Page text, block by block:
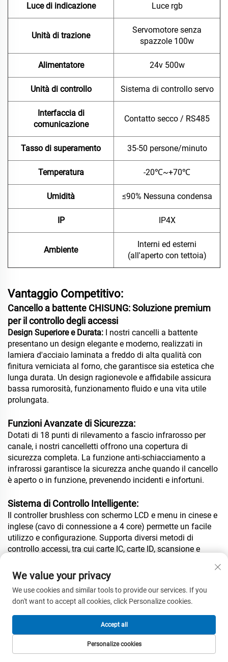
Luce di indicazione Luce rgb
Unità di trazione
Servomotore senza
spazzole 100w
Alimentatore 24v 500w
Unità di controllo Sistema di controllo servo
Interfaccia di
comunicazione
Contatto secco / RS485
Tasso di superamento 35-50 persone/minuto
Temperatura -20℃~+70℃
Umidità ≤90% Nessuna condensa
IP IP4X
Ambiente
Interni ed esterni
(all'aperto con tettoia)
Vantaggio Competitivo:
Cancello a battente CHISUNG: Soluzione premium
per il controllo degli accessi
Design Superiore e Durata: I nostri cancelli a battente
presentano un design elegante e moderno, realizzati in
lamiera d'acciaio laminata a freddo di alta qualità con
finitura verniciata al forno, che garantisce sia estetica che
lunga durata. Un design ragionevole e affidabile assicura
bassa rumorosità, funzionamento fluido e una vita utile
prolungata.
Funzioni Avanzate di Sicurezza:
Dotati di 18 punti di rilevamento a fascio infrarosso per
canale, i nostri cancelletti offrono una copertura di
sicurezza completa. La funzione anti-schiacciamento a
infrarossi garantisce la sicurezza anche quando il cancello
è aperto o in funzione, prevenendo incidenti e infortuni.
Sistema di Controllo Intelligente:
Il controller brushless con schermo LCD e menu in cinese e
inglese (cavo di connessione a 4 core) permette un facile
utilizzo e configurazione. Supporta diversi metodi di
controllo accessi, tra cui carte IC, carte ID, scansione e
per diverse esigenze degli utenti.
Funzioni di sicurezza avanzate:
Grazie alle funzioni anti-intrusione e anti-passaggio
inverso, i nostri tornelli impediscono efficacemente
l'accesso non autorizzato e garantiscono un transito
ordinato. La funzione di reset automatico assicura che la
serranda torni allo stato bloccato dopo un tempo
We value your privacy
We use cookies and similar tools to provide our services. If you
don't want to accept all cookies, click Personalize cookies.
Personalize cookies
Accept all